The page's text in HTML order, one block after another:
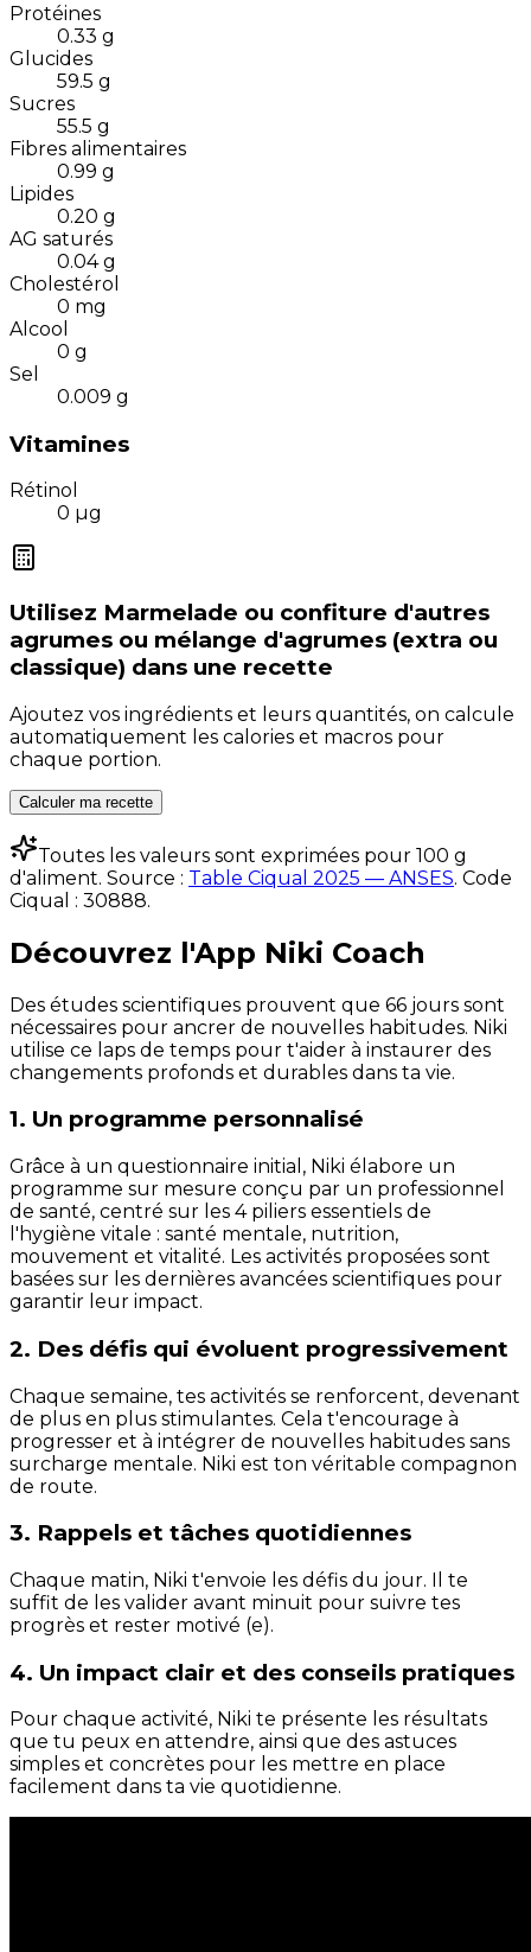
Protéines
0.33 g
Glucides
59.5 g
Sucres
55.5 g
Fibres alimentaires
0.99 g
Lipides
0.20 g
AG saturés
0.04 g
Cholestérol
0 mg
Alcool
0 g
Sel
0.009 g
Vitamines
Rétinol
0 µg
Utilisez Marmelade ou confiture d'autres
agrumes ou mélange d'agrumes (extra ou
classique) dans une recette
Ajoutez vos ingrédients et leurs quantités, on calcule
automatiquement les calories et macros pour
chaque portion.
Calculer ma recette
Toutes les valeurs sont exprimées pour 100 g
d'aliment. Source : Table Ciqual 2025 — ANSES. Code
Ciqual : 30888.
Découvrez l'App Niki Coach
Des études scientifiques prouvent que 66 jours sont
nécessaires pour ancrer de nouvelles habitudes. Niki
utilise ce laps de temps pour t'aider à instaurer des
changements profonds et durables dans ta vie.
1. Un programme personnalisé
Grâce à un questionnaire initial, Niki élabore un
programme sur mesure conçu par un professionnel
de santé, centré sur les 4 piliers essentiels de
l'hygiène vitale : santé mentale, nutrition,
mouvement et vitalité. Les activités proposées sont
basées sur les dernières avancées scientifiques pour
garantir leur impact.
2. Des défis qui évoluent progressivement
Chaque semaine, tes activités se renforcent, devenant
de plus en plus stimulantes. Cela t'encourage à
progresser et à intégrer de nouvelles habitudes sans
surcharge mentale. Niki est ton véritable compagnon
de route.
3. Rappels et tâches quotidiennes
Chaque matin, Niki t'envoie les défis du jour. Il te
suffit de les valider avant minuit pour suivre tes
progrès et rester motivé (e).
4. Un impact clair et des conseils pratiques
Pour chaque activité, Niki te présente les résultats
que tu peux en attendre, ainsi que des astuces
simples et concrètes pour les mettre en place
facilement dans ta vie quotidienne.